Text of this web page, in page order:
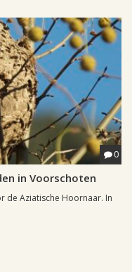
0
in Voorschoten
de Aziatische Hoornaar. In